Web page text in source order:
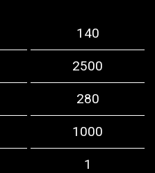
140
2500
280
1000
1